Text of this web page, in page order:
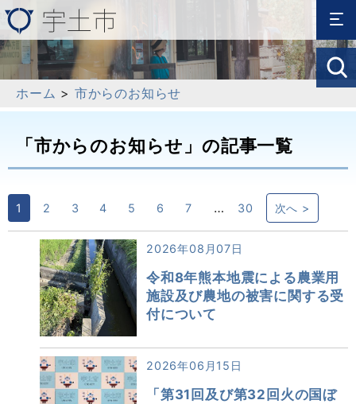
ホーム > 市からのお知らせ
「市からのお知らせ」の記事一覧
1 2 3 4 5 6 7 … 30 次へ >
2026年08月07日
令和8年熊本地震による農業用
施設及び農地の被害に関する受
付について
2026年06月15日
「第31回及び第32回火の国ぼ